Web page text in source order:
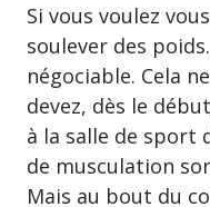
Si vous voulez
soulever des
négociable. Cela
devez, dès le
à la salle de sport
de musculation
Mais au bout du